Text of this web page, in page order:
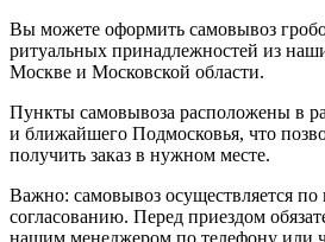
Вы можете оформить самовывоз
ритуальных принадлежностей из
Москве и Московской области.
Пункты самовывоза расположены в
и ближайшего Подмосковья, что
получить заказ в нужном месте.
Важно: самовывоз осуществляется по
согласованию. Перед приездом
нашим менеджером по телефону или